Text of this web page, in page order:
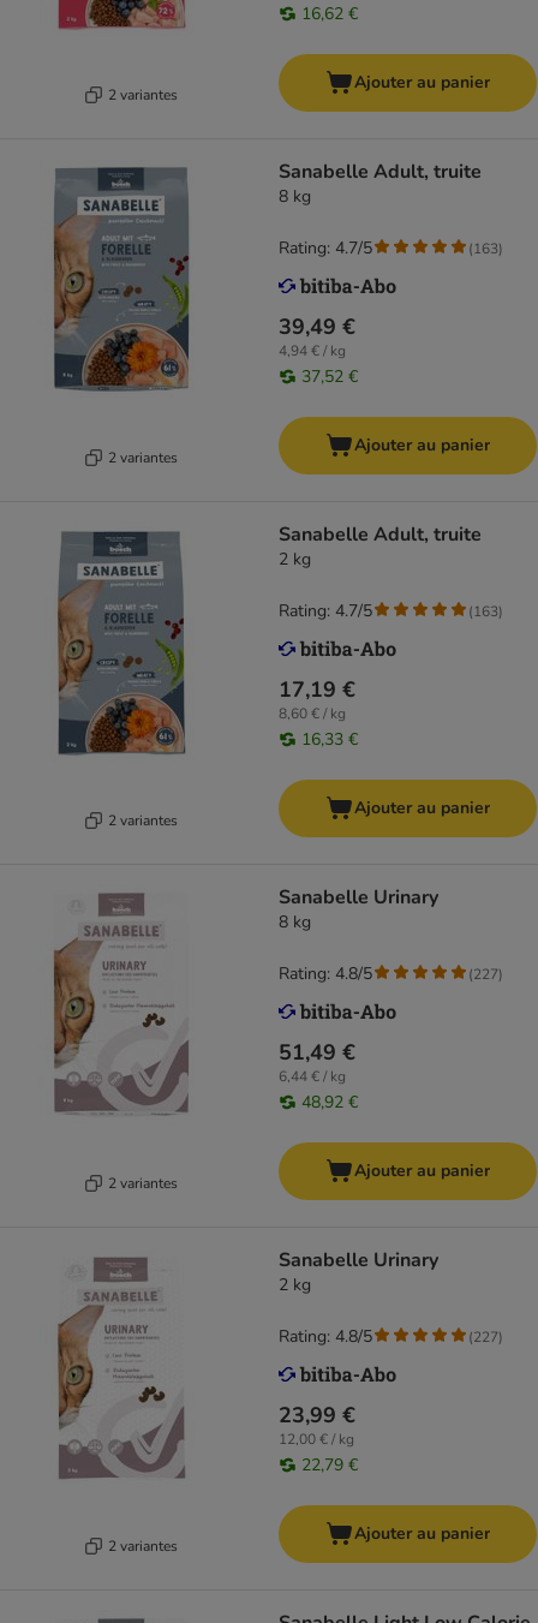
2 variantes
16,62 €
Ajouter au panier
2 variantes
Sanabelle Adult, truite
8 kg
39,49 €
4,94 € / kg
37,52 €
Rating: 4.7/5 (163)
Ajouter au panier
2 variantes
Sanabelle Adult, truite
2 kg
17,19 €
8,60 € / kg
16,33 €
Rating: 4.7/5 (163)
Ajouter au panier
2 variantes
Sanabelle Urinary
8 kg
51,49 €
6,44 € / kg
48,92 €
Rating: 4.8/5 (227)
Ajouter au panier
2 variantes
Sanabelle Urinary
2 kg
23,99 €
12,00 € / kg
22,79 €
Rating: 4.8/5 (227)
Ajouter au panier